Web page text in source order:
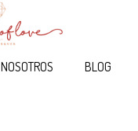
NOSOTROS BLOG